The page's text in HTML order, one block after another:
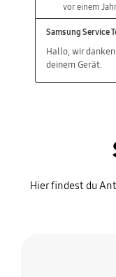
Hier findest du